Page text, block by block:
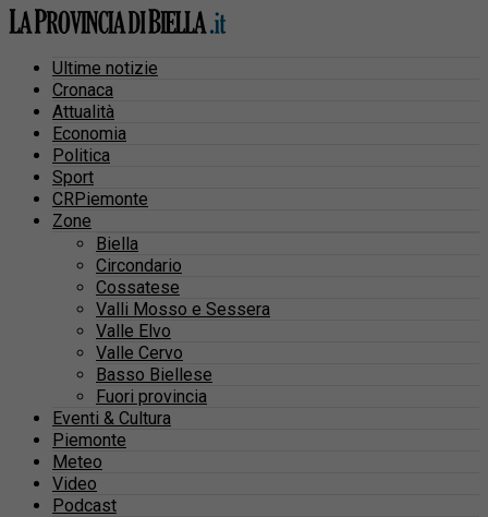
Ultime notizie
Cronaca
Attualità
Economia
Politica
Sport
CRPiemonte
Zone
Biella
Circondario
Cossatese
Valli Mosso e Sessera
Valle Elvo
Valle Cervo
Basso Biellese
Fuori provincia
Eventi & Cultura
Piemonte
Meteo
Video
Podcast